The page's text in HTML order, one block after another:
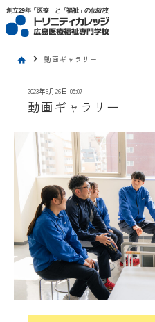
創立29年「医療」と「福祉」の伝統校トリニティカレ
home chevron_right 動画ギャラリー
2023年6月26日 05:07
動画ギャラリー